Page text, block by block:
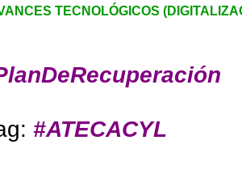
TECNOLÓGICOS
#ATECACYL